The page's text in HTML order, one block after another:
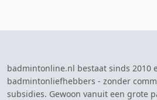
badmintonline.nl bestaat sinds 2010
badmintonliefhebbers - zonder
subsidies. Gewoon vanuit een grote